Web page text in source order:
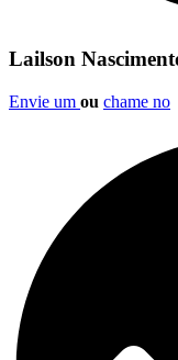
Lailson
Envie um ou chame no